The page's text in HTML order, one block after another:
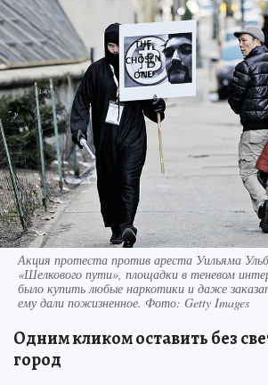
Акция протеста против ареста Уильяма
«Шелкового пути», площадки в теневом
было купить любые наркотики и даже
ему дали пожизненное. Фото: Getty Images
Одним кликом оставить без
город